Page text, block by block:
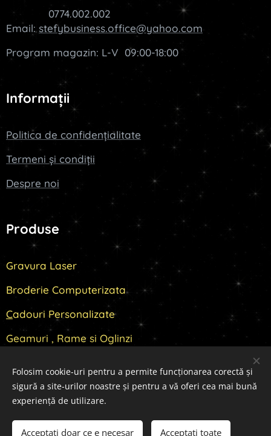
Adăugați în coș
0774.002.002
Email: stefybusiness.office@yahoo.com
Program magazin: L-V 09:00-18:00
Informații
Politica de confidențialitate
Termeni și condiții
Despre noi
Produse
Gravura Laser
Broderie Computerizata
Cadouri Personalizate
Geamuri , Rame si Oglinzi
Cookie-uri
Folosim cookie-uri pentru a permite funcționarea corectă și
sigură a site-urilor noastre și pentru a vă oferi cea mai bună
experiență de utilizare.
Acceptați doar ce e necesar Acceptați toate